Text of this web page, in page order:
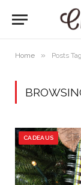
Home » Posts
CADEAUS